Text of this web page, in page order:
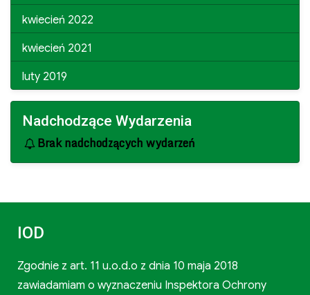
kwiecień 2022
kwiecień 2021
luty 2019
Nadchodzące Wydarzenia
Brak nadchodzących wydarzeń
IOD
Zgodnie z art. 11 u.o.d.o z dnia 10 maja 2018
zawiadamiam o wyznaczeniu Inspektora Ochrony